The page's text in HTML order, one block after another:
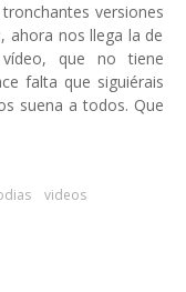
versiones
, ahora nos llega la de
que no tiene
falta que siguiérais
suena a todos. Que
videos